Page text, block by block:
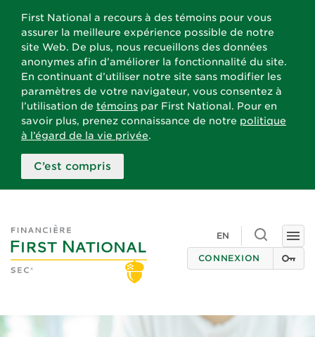
First National a recours à des témoins pour vous
assurer la meilleure expérience possible de notre
site Web. De plus, nous recueillons des données
anonymes afin d’améliorer la fonctionnalité du site.
En continuant d’utiliser notre site sans modifier les
paramètres de votre navigateur, vous consentez à
l’utilisation de témoins par First National. Pour en
savoir plus, prenez connaissance de notre politique
à l’égard de la vie privée.
C’est compris
EN
Toggle
search
CONNEXION